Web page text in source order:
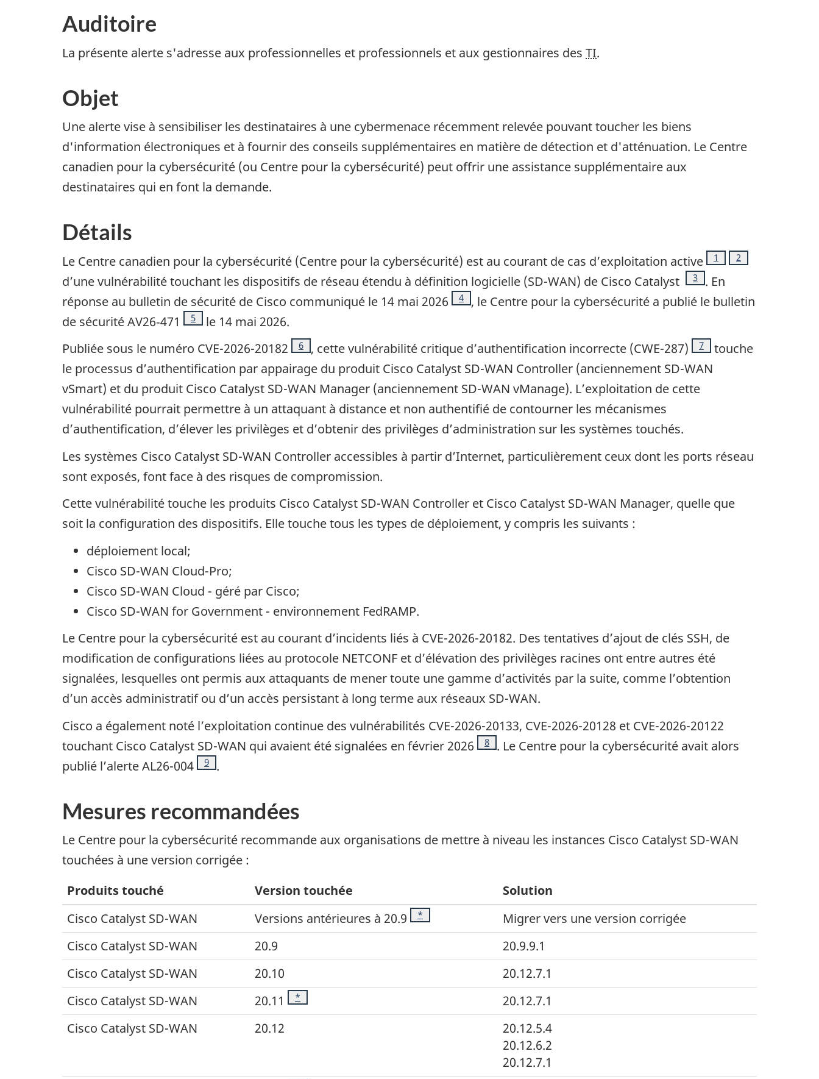
Auditoire
La présente alerte s'adresse aux professionnelles et professionnels et aux gestionnaires des TI.
Objet
Une alerte vise à sensibiliser les destinataires à une cybermenace récemment relevée pouvant toucher les biens
d'information électroniques et à fournir des conseils supplémentaires en matière de détection et d'atténuation. Le Centre
canadien pour la cybersécurité (ou Centre pour la cybersécurité) peut offrir une assistance supplémentaire aux
destinataires qui en font la demande.
Détails
Le Centre canadien pour la cybersécurité (Centre pour la cybersécurité) est au courant de cas d’exploitation active Note de bas de page
1 Note de bas de
2
d’une vulnérabilité touchant les dispositifs de réseau étendu à définition logicielle (SD-WAN) de Cisco Catalyst Note de bas de page
3
. En
réponse au bulletin de sécurité de Cisco communiqué le 14 mai 2026 Note de bas de page
4
, le Centre pour la cybersécurité a publié le bulletin
de sécurité AV26‑471
Note de bas de page
5
le 14 mai 2026.
Publiée sous le numéro CVE-2026-20182
Note de bas de page
6 , cette vulnérabilité critique d’authentification incorrecte (CWE-287) Note de bas de page
7
touche
le processus d’authentification par appairage du produit Cisco Catalyst SD-WAN Controller (anciennement SD-WAN
vSmart) et du produit Cisco Catalyst SD-WAN Manager (anciennement SD-WAN vManage). L’exploitation de cette
vulnérabilité pourrait permettre à un attaquant à distance et non authentifié de contourner les mécanismes
d’authentification, d’élever les privilèges et d’obtenir des privilèges d’administration sur les systèmes touchés.
Les systèmes Cisco Catalyst SD-WAN Controller accessibles à partir d’Internet, particulièrement ceux dont les ports réseau
sont exposés, font face à des risques de compromission.
Cette vulnérabilité touche les produits Cisco Catalyst SD-WAN Controller et Cisco Catalyst SD-WAN Manager, quelle que
soit la configuration des dispositifs. Elle touche tous les types de déploiement, y compris les suivants :
déploiement local;
Cisco SD-WAN Cloud-Pro;
Cisco SD-WAN Cloud - géré par Cisco;
Cisco SD-WAN for Government - environnement FedRAMP.
Le Centre pour la cybersécurité est au courant d’incidents liés à CVE-2026-20182. Des tentatives d’ajout de clés SSH, de
modification de configurations liées au protocole NETCONF et d’élévation des privilèges racines ont entre autres été
signalées, lesquelles ont permis aux attaquants de mener toute une gamme d’activités par la suite, comme l’obtention
d’un accès administratif ou d’un accès persistant à long terme aux réseaux SD-WAN.
Cisco a également noté l’exploitation continue des vulnérabilités CVE-2026-20133, CVE-2026-20128 et CVE-2026-20122
touchant Cisco Catalyst SD-WAN qui avaient été signalées en février 2026 Note de bas de page
8
. Le Centre pour la cybersécurité avait alors
publié l’alerte AL26-004
Note de bas de page
9 .
Mesures recommandées
Le Centre pour la cybersécurité recommande aux organisations de mettre à niveau les instances Cisco Catalyst SD-WAN
touchées à une version corrigée :
Produits touché
Version touchée
Solution
Cisco Catalyst SD-WAN Versions antérieures à 20.9 Footnote
*
Migrer vers une version corrigée
Cisco Catalyst SD-WAN 20.9
20.9.9.1
Cisco Catalyst SD-WAN 20.10
20.12.7.1
Cisco Catalyst SD-WAN 20.11 Footnote
*
20.12.7.1
Cisco Catalyst SD-WAN 20.12
20.12.5.4
20.12.6.2
20.12.7.1